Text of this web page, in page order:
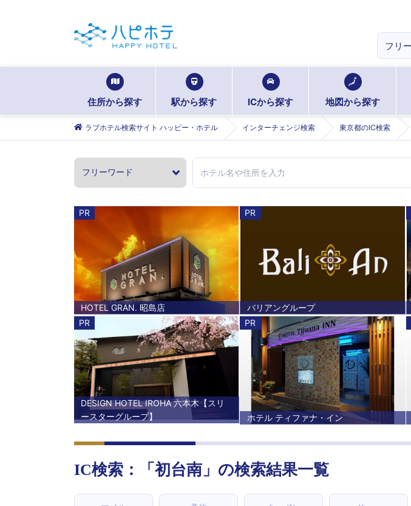
住所から探す 駅から探す ICから探す 地図から探す
ラブホテル検索サイト ハッピー・ホテル インターチェンジ検索 東京都のIC検索
PR
HOTEL GRAN. 昭島店
PR
バリアングループ
PR
DESIGN HOTEL IROHA 六本木【スリ
ースターグループ】
PR
ホテル ティファナ・イン
IC検索：「 初台南 」の検索結果一覧